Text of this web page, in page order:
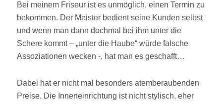
Bei meinem Friseur ist es unmöglich, einen Termin zu
bekommen. Der Meister bedient seine Kunden selbst
und wenn man dann dochmal bei ihm unter die
Schere kommt – „unter die Haube“ würde falsche
Assoziationen wecken -, hat man es geschafft…
Dabei hat er nicht mal besonders atemberaubenden
Preise. Die Inneneinrichtung ist nicht stylisch, eher